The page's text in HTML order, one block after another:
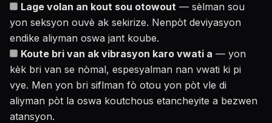
Lage volan an kout sou otowout — sèlman sou
yon seksyon ouvè ak sekirize. Nenpòt deviyasyon
endike aliyman oswa jant koube.
Koute bri van ak vibrasyon karo vwati a — yon
kèk bri van se nòmal, espesyalman nan vwati ki pi
vye. Men yon bri siflman fò otou yon pòt vle di
aliyman pòt la oswa koutchous etancheyite a bezwen
atansyon.